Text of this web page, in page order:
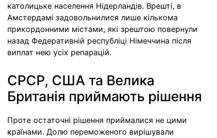
католицьке населення Нідерландів. Врешті, в
Амстердамі задовольнилися лише кількома
прикордонними містами, які зрештою повернули
назад Федеративній республіці Німеччина після
виплат нею усіх репарацій.
СРСР, США та Велика
Британiя приймають рiшення
Проте остаточні рішення приймалися не цими
країнами. Долю переможеного вирішували